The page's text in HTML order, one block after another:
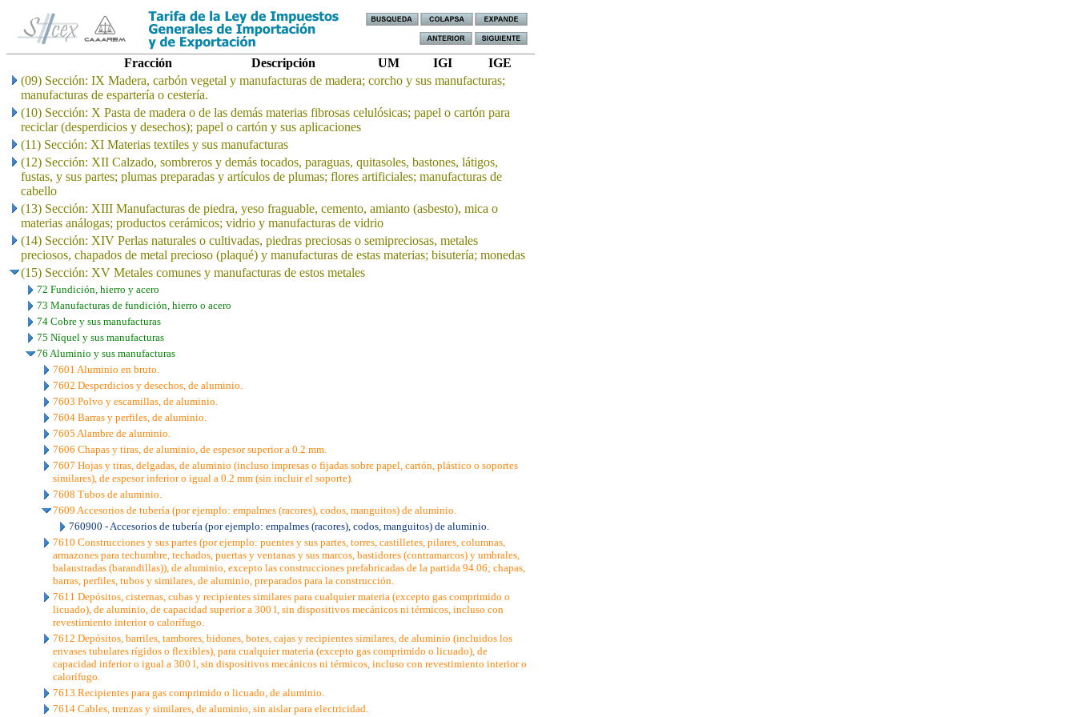
Fracción Descripción UM IGI
IGE
(09) Sección: IX Madera, carbón vegetal y manufacturas de madera; corcho y sus manufacturas;
manufacturas de espartería o cestería.
(10) Sección: X Pasta de madera o de las demás materias fibrosas celulósicas; papel o cartón para
reciclar (desperdicios y desechos); papel o cartón y sus aplicaciones
(11) Sección: XI Materias textiles y sus manufacturas
(12) Sección: XII Calzado, sombreros y demás tocados, paraguas, quitasoles, bastones, látigos,
fustas, y sus partes; plumas preparadas y artículos de plumas; flores artificiales; manufacturas de
cabello
(13) Sección: XIII Manufacturas de piedra, yeso fraguable, cemento, amianto (asbesto), mica o
materias análogas; productos cerámicos; vidrio y manufacturas de vidrio
(14) Sección: XIV Perlas naturales o cultivadas, piedras preciosas o semipreciosas, metales
preciosos, chapados de metal precioso (plaqué) y manufacturas de estas materias; bisutería; monedas
(15) Sección: XV Metales comunes y manufacturas de estos metales
72 Fundición, hierro y acero
73 Manufacturas de fundición, hierro o acero
74 Cobre y sus manufacturas
75 Níquel y sus manufacturas
76 Aluminio y sus manufacturas
7601 Aluminio en bruto.
7602 Desperdicios y desechos, de aluminio.
7603 Polvo y escamillas, de aluminio.
7604 Barras y perfiles, de aluminio.
7605 Alambre de aluminio.
7606 Chapas y tiras, de aluminio, de espesor superior a 0.2 mm.
7607 Hojas y tiras, delgadas, de aluminio (incluso impresas o fijadas sobre papel, cartón, plástico o soportes
similares), de espesor inferior o igual a 0.2 mm (sin incluir el soporte).
7608 Tubos de aluminio.
7609 Accesorios de tubería (por ejemplo: empalmes (racores), codos, manguitos) de aluminio.
760900 - Accesorios de tubería (por ejemplo: empalmes (racores), codos, manguitos) de aluminio.
7610 Construcciones y sus partes (por ejemplo: puentes y sus partes, torres, castilletes, pilares, columnas,
armazones para techumbre, techados, puertas y ventanas y sus marcos, bastidores (contramarcos) y umbrales,
balaustradas (barandillas)), de aluminio, excepto las construcciones prefabricadas de la partida 94.06; chapas,
barras, perfiles, tubos y similares, de aluminio, preparados para la construcción.
7611 Depósitos, cisternas, cubas y recipientes similares para cualquier materia (excepto gas comprimido o
licuado), de aluminio, de capacidad superior a 300 l, sin dispositivos mecánicos ni térmicos, incluso con
revestimiento interior o calorífugo.
7612 Depósitos, barriles, tambores, bidones, botes, cajas y recipientes similares, de aluminio (incluidos los
envases tubulares rígidos o flexibles), para cualquier materia (excepto gas comprimido o licuado), de
capacidad inferior o igual a 300 l, sin dispositivos mecánicos ni térmicos, incluso con revestimiento interior o
calorífugo.
7613 Recipientes para gas comprimido o licuado, de aluminio.
7614 Cables, trenzas y similares, de aluminio, sin aislar para electricidad.